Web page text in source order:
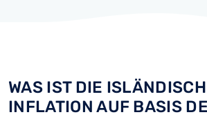
WAS IST DIE
INFLATION AUF BASIS